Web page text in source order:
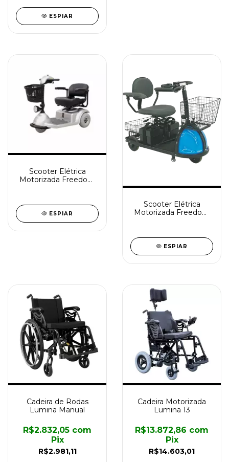
ESPIAR
Scooter Elétrica
Motorizada Freedom
ESPIAR
Scooter Elétrica
Motorizada Freedom
ESPIAR
Cadeira de Rodas
Lumina Manual
R$2.981,11
R$2.832,05 com
Pix
Cadeira Motorizada
Lumina 13
R$14.603,01
R$13.872,86 com
Pix